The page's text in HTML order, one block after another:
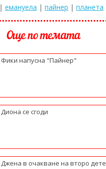
| емануела | пайнер | планета
Още по темата
Фики напусна "Пайнер"
Диона се сгоди
Джена в очакване на второ дете